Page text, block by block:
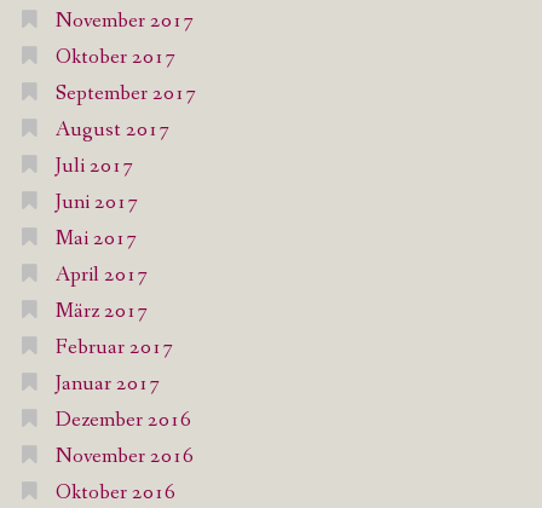
November 2017
Oktober 2017
September 2017
August 2017
Juli 2017
Juni 2017
Mai 2017
April 2017
März 2017
Februar 2017
Januar 2017
Dezember 2016
November 2016
Oktober 2016